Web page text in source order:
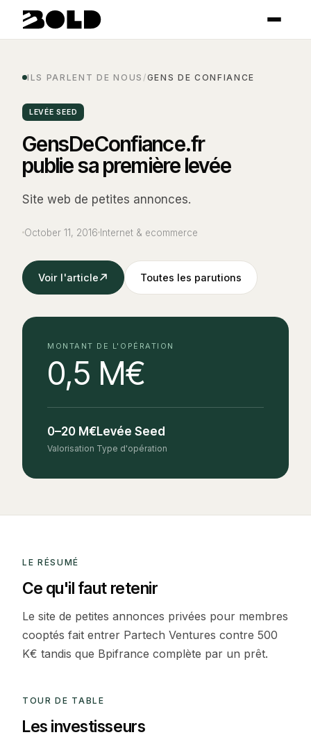
ILS PARLENT DE NOUS /GENS DE CONFIANCE
LEVÉE SEED
GensDeConfiance.fr
publie sa première levée
Site web de petites annonces.
October 11, 2016 Internet & ecommerce
Voir l'article Toutes les parutions
MONTANT DE L'OPÉRATION
0,5 M€
0–20 M€
Valorisation
Levée Seed
Type d'opération
LE RÉSUMÉ
Ce qu'il faut retenir
Le site de petites annonces privées pour membres
cooptés fait entrer Partech Ventures contre 500
K€ tandis que Bpifrance complète par un prêt.
TOUR DE TABLE
Les investisseurs